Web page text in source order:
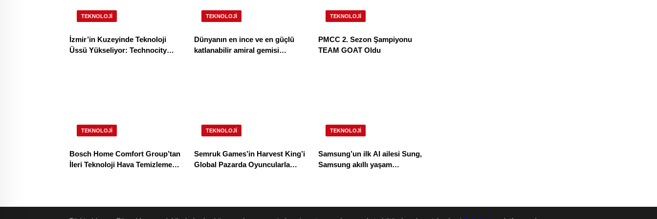
TEKNOLOJI
İzmir’in Kuzeyinde Teknoloji
Üssü Yükseliyor: Technocity
TEKNOLOJI
Dünyanın en ince ve en güçlü
katlanabilir amiral gemisi
TEKNOLOJI
PMCC 2. Sezon Şampiyonu
TEAM GOAT Oldu
TEKNOLOJI
Bosch Home Comfort Group’tan
İleri Teknoloji Hava Temizleme
TEKNOLOJI
Semruk Games’in Harvest King’i
Global Pazarda Oyuncularla
TEKNOLOJI
Samsung’un ilk AI ailesi Sung,
Samsung akıllı yaşam